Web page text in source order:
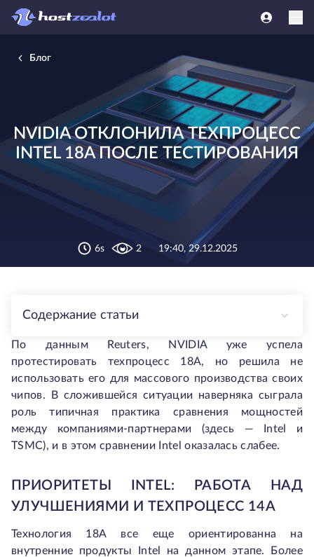
Блог
NVIDIA ОТКЛОНИЛА ТЕХПРОЦЕСС
INTEL 18A ПОСЛЕ ТЕСТИРОВАНИЯ
6s 2 19:40, 29.12.2025
Содержание статьи
По данным Reuters, NVIDIA уже успела
протестировать техпроцесс 18A, но решила не
использовать его для массового производства своих
чипов. В сложившейся ситуации наверняка сыграла
роль типичная практика сравнения мощностей
между компаниями-партнерами (здесь — Intel и
TSMC), и в этом сравнении Intel оказалась слабее.
ПРИОРИТЕТЫ INTEL: РАБОТА НАД
УЛУЧШЕНИЯМИ И ТЕХПРОЦЕСС 14A
Технология 18А все еще ориентированна на
внутренние продукты Intel на данном этапе. Более